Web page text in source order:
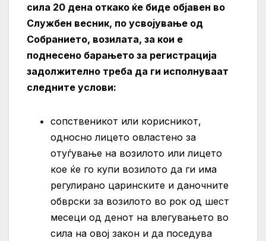
сила 20 дена откако ќе биде објавен во
Службен весник, по усвојување од
Собранието, возилата, за кои е
поднесено барањето за регистрација
задолжително треба да ги исполнуваат
следните услови:
сопственикот или корисникот,
односно лицето овластено за
отуѓување на возилото или лицето
кое ќе го купи возилото да ги има
регулирано царинските и даночните
обврски за возилото во рок од шест
месеци од денот на влегувањето во
сила на овој закон и да поседува